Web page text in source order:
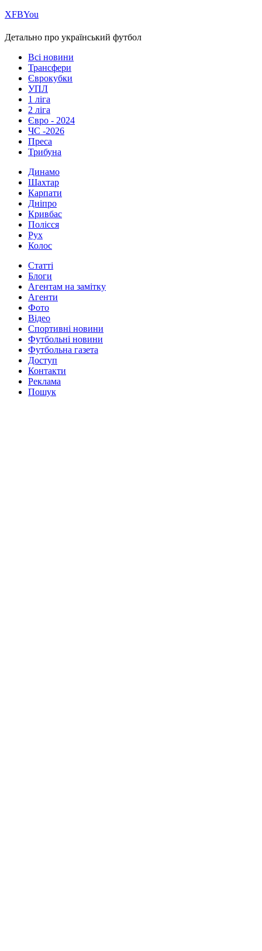
ХFBYou
Детально про український футбол
Всі новини
Трансфери
Єврокубки
УПЛ
1 ліга
2 ліга
Євро - 2024
ЧС -2026
Преса
Трибуна
Динамо
Шахтар
Карпати
Дніпро
Кривбас
Полісся
Рух
Колос
Статті
Блоги
Агентам на замітку
Агенти
Фото
Відео
Спортивні новини
Футбольні новини
Футбольна газета
Доступ
Контакти
Реклама
Пошук